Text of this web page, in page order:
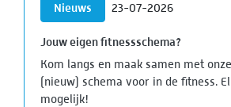
Nieuws 23-07-2026
Jouw eigen fitnessschema?
Kom langs en maak samen met
(nieuw) schema voor in de fitness.
mogelijk!